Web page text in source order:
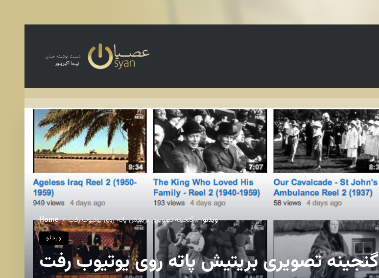
Home / ویدئو / گنجینه تصویری بریتیش پاته روی یوتیوب رفت
ویدئو
گنجینه تصویری بریتیش پاته روی یوتیوب رفت